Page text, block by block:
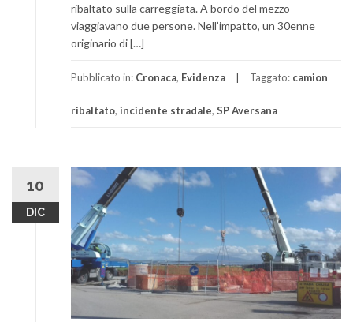
ribaltato sulla carreggiata. A bordo del mezzo
viaggiavano due persone. Nell’impatto, un 30enne
originario di […]
Pubblicato in: Cronaca, Evidenza Taggato: camion
ribaltato, incidente stradale, SP Aversana
10
DIC